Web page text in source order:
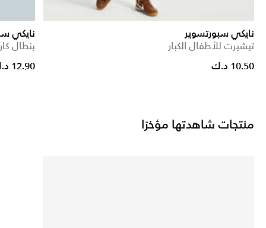
نايكي سبورتسوير
تيشيرت للأطفال الكبار
10.50 د.ك
نايكي
بنطال
from
to12.90 د.ك
منتجات شاهدتها مؤخرًا